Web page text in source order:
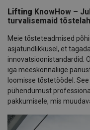
Lifting KnowHow –
turvalisemaid
Meie tõsteteadmised
asjatundlikkusel, et
innovatsioonistandardid.
iga meeskonnaliige
loomisse tõstetöödel.
pühendumust
pakkumisele, mis